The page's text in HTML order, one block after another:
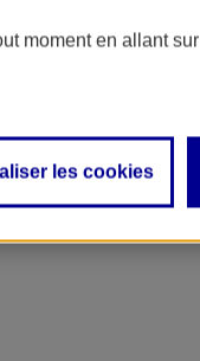
moment en allant sur
les cookies